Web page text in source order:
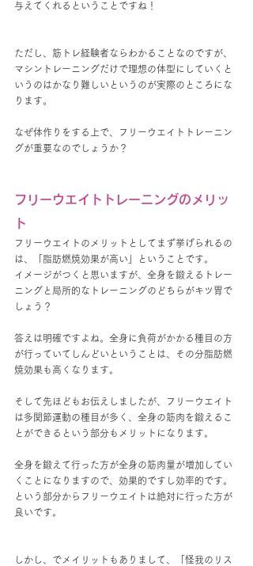
与えてくれるということですね！
ただし、筋トレ経験者ならわかることなのですが、
マシントレーニングだけで理想の体型にしていくと
いうのはかなり難しいというのが実際のところにな
ります。
なぜ体作りをする上で、フリーウエイトトレーニン
グが重要なのでしょうか？
フリーウエイトトレーニングのメリッ
ト
フリーウエイトのメリットとしてまず挙げられるの
は、「脂肪燃焼効果が高い」ということです。
イメージがつくと思いますが、全身を鍛えるトレー
ニングと局所的なトレーニングのどちらがキツ胃で
しょう？
答えは明確ですよね。全身に負荷がかかる種目の方
が行っていてしんどいということは、その分脂肪燃
焼効果も高くなります。
そして先ほどもお伝えしましたが、フリーウエイト
は多関節運動の種目が多く、全身の筋肉を鍛えるこ
とができるという部分もメリットになります。
全身を鍛えて行った方が全身の筋肉量が増加してい
くことになりますので、効果的ですし効率的です。
という部分からフリーウエイトは絶対に行った方が
良いです。
しかし、でメイリットもありまして、「怪我のリス